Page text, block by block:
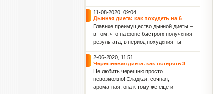
11-08-2020, 09:04
Дынная диета: как похудеть на 6
килограммов за 7 дней
Главное преимущество дынной диеты –
в том, что на фоне быстрого получения
результата, в период похудения ты
Ведь дыня отлично насыщает.
Кроме того, после дынной диеты ты
отметишь заметное улучшение
упругости кожи и уменьшение
целлюлита.
2-06-2020, 11:51
Черешневая диета: как потерять 3
килограмма всего лишь за 7 дней
Не любить черешню просто
невозможно! Сладкая, сочная,
ароматная, она к тому же еще и